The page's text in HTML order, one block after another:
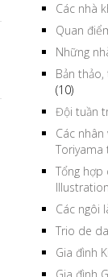
Các nhà
Quan
Những
Bản
(10)
Đội tuần
Các
Toriyama
Tổng
Các ngôi
Trio de
Gia đình